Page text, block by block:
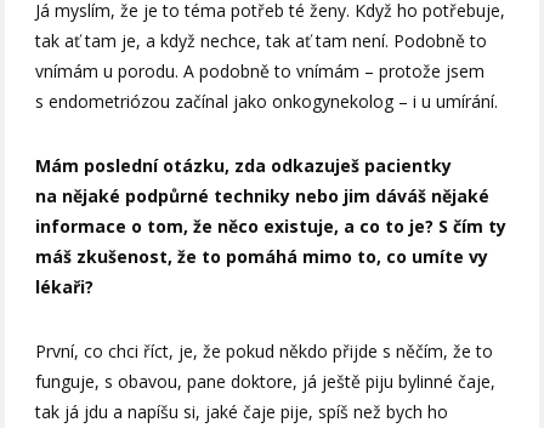
Já myslím, že je to téma potřeb té ženy. Když ho potřebuje,
tak ať tam je, a když nechce, tak ať tam není. Podobně to
vnímám u porodu. A podobně to vnímám – protože jsem
s endometriózou začínal jako onkogynekolog – i u umírání.
Mám poslední otázku, zda odkazuješ pacientky
na nějaké podpůrné techniky nebo jim dáváš nějaké
informace o tom, že něco existuje, a co to je? S čím ty
máš zkušenost, že to pomáhá mimo to, co umíte vy
lékaři?
První, co chci říct, je, že pokud někdo přijde s něčím, že to
funguje, s obavou, pane doktore, já ještě piju bylinné čaje,
tak já jdu a napíšu si, jaké čaje pije, spíš než bych ho